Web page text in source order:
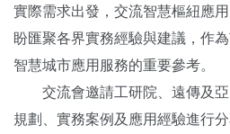
實際需求出發，交流智慧樞紐應
盼匯聚各界實務經驗與建議，作
智慧城市應用服務的重要參考。
交流會邀請工研院、遠傳及亞
規劃、實務案例及應用經驗進行